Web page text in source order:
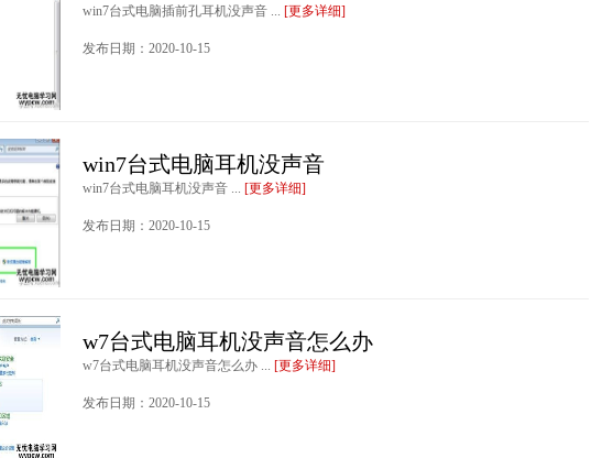
win7台式电脑插前孔耳机没声音 ... [更多详细]
发布日期：2020-10-15
win7台式电脑耳机没声音
win7台式电脑耳机没声音 ... [更多详细]
发布日期：2020-10-15
w7台式电脑耳机没声音怎么办
w7台式电脑耳机没声音怎么办 ... [更多详细]
发布日期：2020-10-15